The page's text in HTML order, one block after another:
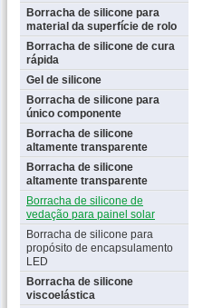
Borracha de silicone para
material da superfície de rolo
Borracha de silicone de cura
rápida
Gel de silicone
Borracha de silicone para
único componente
Borracha de silicone
altamente transparente
Borracha de silicone
altamente transparente
Borracha de silicone de
vedação para painel solar
Borracha de silicone para
propósito de encapsulamento
LED
Borracha de silicone
viscoelástica